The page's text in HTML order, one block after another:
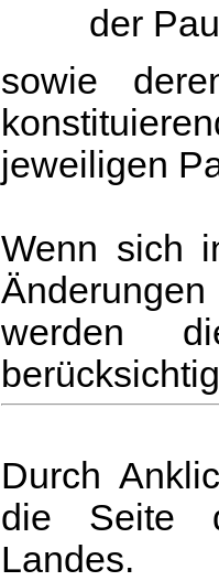
der
sowie
jeweiligen
Wenn sich
werden
Durch
die Seite
Landes.